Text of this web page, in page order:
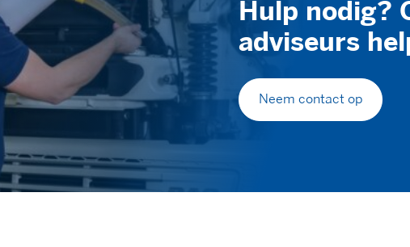
Hulp nodig?
adviseurs
Neem contact op